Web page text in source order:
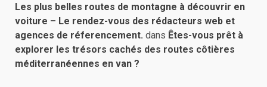
Les plus belles routes de montagne à découvrir en
voiture – Le rendez-vous des rédacteurs web et
agences de réferencement. dans Êtes-vous prêt à
explorer les trésors cachés des routes côtières
méditerranéennes en van ?